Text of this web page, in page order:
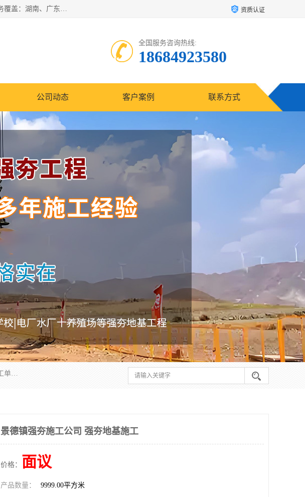
湖南业峻强夯基础工程有限公司是一家专业从事湖南强夯基础工程、强夯机租赁，地基处理的施工单位。业务覆盖：湖南、广东，江西等地。可承接1000KN.m-25000KN.m强夯（置换）工程。公司创始人是国内较早期从事强夯施工的建设者，经过多年的一步一个脚印的发展，在行业内具有较高的度和良好的口碑。 资质认证
全国服务咨询热线:
18684923580
公司动态 客户案例 联系方式
湖南业峻强夯基础工程有限公司是一家专业从事湖南强夯基础工程、强夯机租赁，地基处理的施工单位。业务覆盖：湖南、广东，江西等地。可承接1000KN.m-25000KN.m强夯（置换）工程。公司创始人是国内较早期从事强夯施工的建设者，经过多年的一步一个脚印的发展，在行业内具有较高的度和良好的口碑。
景德镇强夯施工公司 强夯地基施工
价格： 面议
产品数量： 9999.00平方米